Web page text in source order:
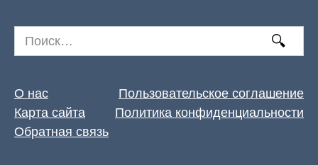
Search
for:
О нас
Пользовательское соглашение
Карта сайта
Политика конфиденциальности
Обратная связь